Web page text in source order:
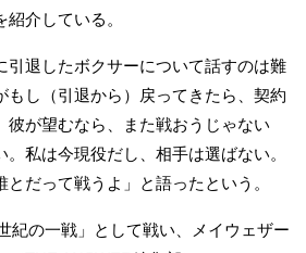
介している。
退したボクサーについて話すのは難
もし（引退から）戻ってきたら、契約
彼が望むなら、また戦おうじゃない
私は今現役だし、相手は選ばない。
だって戦うよ」と語ったという。
紀の一戦」として戦い、メイウェザー